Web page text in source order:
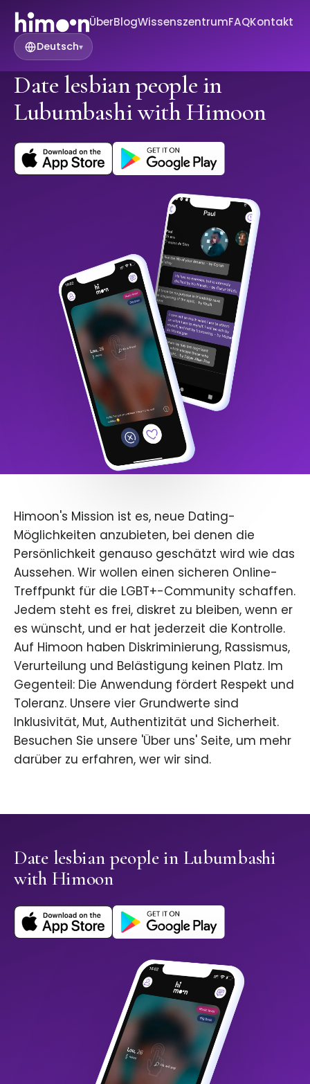
ÜberBlogWissenszentrumFAQKontakt
Deutsch▾
Date lesbian people in
Lubumbashi with Himoon
Himoon's Mission ist es, neue Dating-
Möglichkeiten anzubieten, bei denen die
Persönlichkeit genauso geschätzt wird wie das
Aussehen. Wir wollen einen sicheren Online-
Treffpunkt für die LGBT+-Community schaffen.
Jedem steht es frei, diskret zu bleiben, wenn er
es wünscht, und er hat jederzeit die Kontrolle.
Auf Himoon haben Diskriminierung, Rassismus,
Verurteilung und Belästigung keinen Platz. Im
Gegenteil: Die Anwendung fördert Respekt und
Toleranz. Unsere vier Grundwerte sind
Inklusivität, Mut, Authentizität und Sicherheit.
Besuchen Sie unsere 'Über uns' Seite, um mehr
darüber zu erfahren, wer wir sind.
Date lesbian people in Lubumbashi
with Himoon